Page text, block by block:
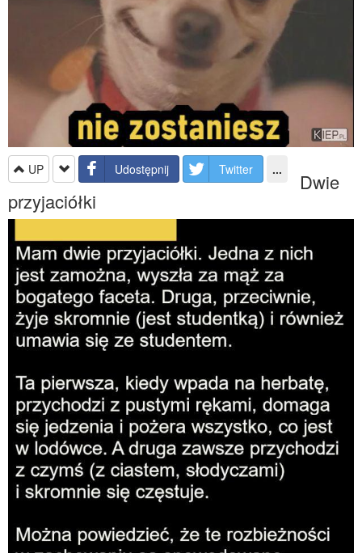
UP Udostępnij Twitter ... Dwie
przyjaciółki